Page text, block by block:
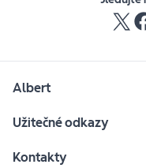
Albert
Užitečné odkazy
Kontakty